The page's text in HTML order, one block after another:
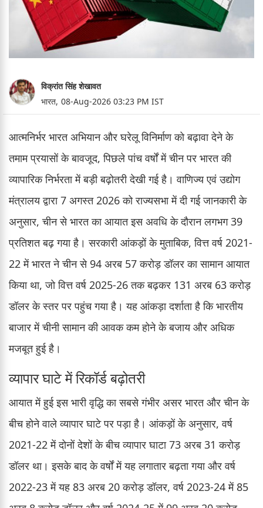
विक्रांत सिंह शेखावत
भारत, 08-Aug-2026 03:23 PM IST
आत्मनिर्भर भारत अभियान और घरेलू विनिर्माण को बढ़ावा देने के
तमाम प्रयासों के बावजूद, पिछले पांच वर्षों में चीन पर भारत की
व्यापारिक निर्भरता में बड़ी बढ़ोतरी देखी गई है। वाणिज्य एवं उद्योग
मंत्रालय द्वारा 7 अगस्त 2026 को राज्यसभा में दी गई जानकारी के
अनुसार, चीन से भारत का आयात इस अवधि के दौरान लगभग 39
प्रतिशत बढ़ गया है। सरकारी आंकड़ों के मुताबिक, वित्त वर्ष 2021-
22 में भारत ने चीन से 94 अरब 57 करोड़ डॉलर का सामान आयात
किया था, जो वित्त वर्ष 2025-26 तक बढ़कर 131 अरब 63 करोड़
डॉलर के स्तर पर पहुंच गया है। यह आंकड़ा दर्शाता है कि भारतीय
बाजार में चीनी सामान की आवक कम होने के बजाय और अधिक
मजबूत हुई है।
व्यापार घाटे में रिकॉर्ड बढ़ोतरी
आयात में हुई इस भारी वृद्धि का सबसे गंभीर असर भारत और चीन के
बीच होने वाले व्यापार घाटे पर पड़ा है। आंकड़ों के अनुसार, वर्ष
2021-22 में दोनों देशों के बीच व्यापार घाटा 73 अरब 31 करोड़
डॉलर था। इसके बाद के वर्षों में यह लगातार बढ़ता गया और वर्ष
2022-23 में यह 83 अरब 20 करोड़ डॉलर, वर्ष 2023-24 में 85